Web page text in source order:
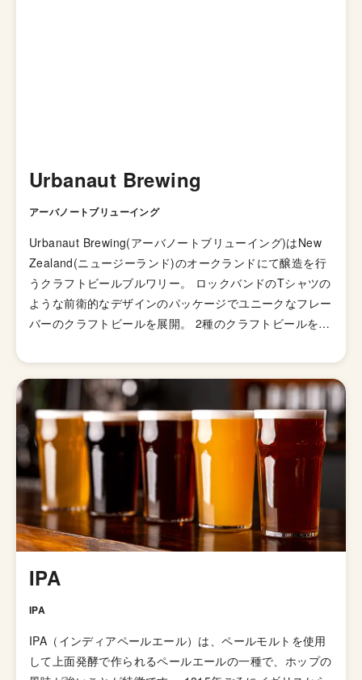
Urbanaut Brewing
アーバノートブリューイング
Urbanaut Brewing(アーバノートブリューイング)はNew
Zealand(ニュージーランド)のオークランドにて醸造を行
うクラフトビールブルワリー。 ロックバンドのTシャツの
ような前衛的なデザインのパッケージでユニークなフレー
バーのクラフトビールを展開。 2種のクラフトビールを飲
ルを提唱し、ショートサイズの缶を2つラベルでつなげた
パッケージで販売するなどクリエイティビティ溢れるクラ
フトビール造りを行っているのも特徴です。
IPA
IPA
IPA（インディアペールエール）は、ペールモルトを使用
して上面発酵で作られるペールエールの一種で、ホップの